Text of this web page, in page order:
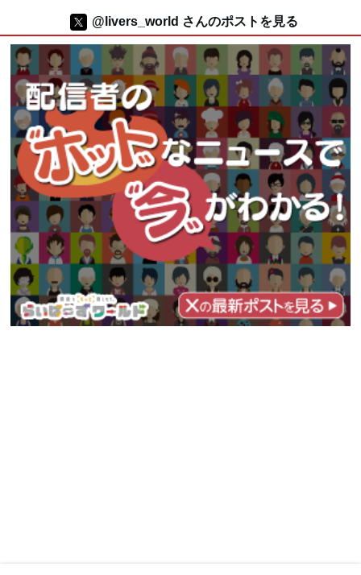
@livers_world さんのポストを見る